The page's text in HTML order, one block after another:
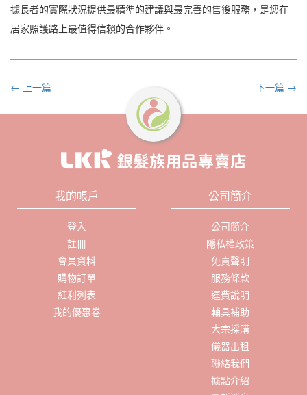
據長者的實際狀況提供最精準的建議與最完善的售後服務，是您在
居家照護路上最值得信賴的合作夥伴。
← 上一篇 下一篇 →
我的帳戶
登入
註冊
會員資料
購物訂單
紅利列表
我的優惠卷
公司簡介
公司簡介
隱私權政策
免責聲明
服務條款
運費說明
輔具補助
大宗採購
儀器出租
聯絡我們
據點介紹